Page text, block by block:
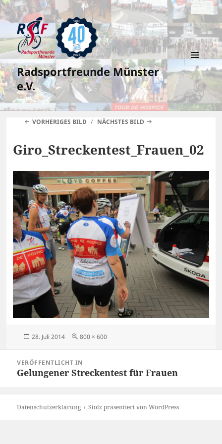
Radsportfreunde Münster
e.V.
MENÜ
UND
WIDGETS
VORHERIGES BILD NÄCHSTES BILD
Giro_Streckentest_Frauen_02
Veröffentlicht
28. Juli 2014 Originalgröße
800 × 600
VERÖFFENTLICHT IN
Gelungener Streckentest für Frauen
Datenschutzerklärung Stolz präsentiert von WordPress